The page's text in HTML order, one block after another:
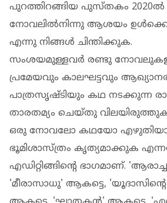
പുറത്തിറങ്ങിയ പുസ്തകം 2020ല്‍
നോവലില്‍നിന്നു ആശയം
എന്നു നിങ്ങള്‍ ചിന്തിക്കുക.
സംശയമുള്ളവര്‍ രണ്ടു
പ്രമേയവും കാലഘട്ടവും
പാത്രസൃഷ്ടിയും കഥ നടക്കുന്ന
താരതമ്യം ചെയ്തു
ഒരു നോവലോ കഥയോ
ഭൂമിശാസ്ത്രം കൃത്യമാക്കുക
എഡിറ്റിങ്ങിന്റെ ഭാഗമാണ്.
'മീരാസാധു' ആകട്ടെ,